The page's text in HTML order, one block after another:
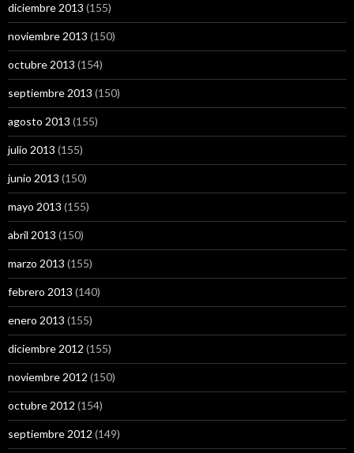
diciembre 2013 (155)
noviembre 2013 (150)
octubre 2013 (154)
septiembre 2013 (150)
agosto 2013 (155)
julio 2013 (155)
junio 2013 (150)
mayo 2013 (155)
abril 2013 (150)
marzo 2013 (155)
febrero 2013 (140)
enero 2013 (155)
diciembre 2012 (155)
noviembre 2012 (150)
octubre 2012 (154)
septiembre 2012 (149)